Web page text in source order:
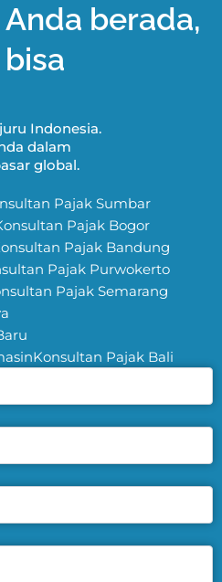
berada,
Indonesia.
dalam
global.
Pajak Sumbar
Pajak Bogor
Pajak Bandung
Pajak Purwokerto
Pajak Semarang
Konsultan Pajak Bali